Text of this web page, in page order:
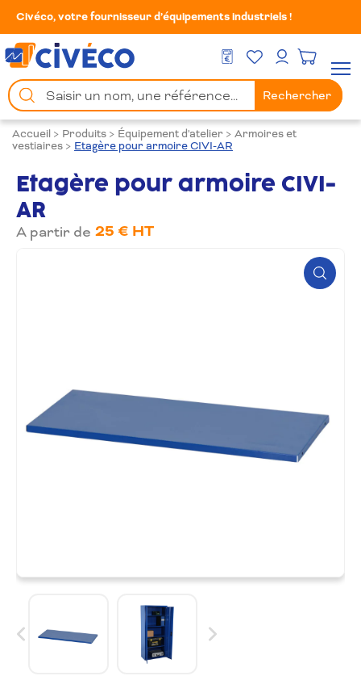
Civéco, votre fournisseur d’équipements industriels !
DEVIS GRATUIT
Mes FavorisMon compte
Chercher
un
produit
Rechercher
Accueil > Produits > Équipement d'atelier > Armoires et
vestiaires > Etagère pour armoire CIVI-AR
Etagère pour armoire CIVI-
AR
A partir de 25 € HT
Zoom